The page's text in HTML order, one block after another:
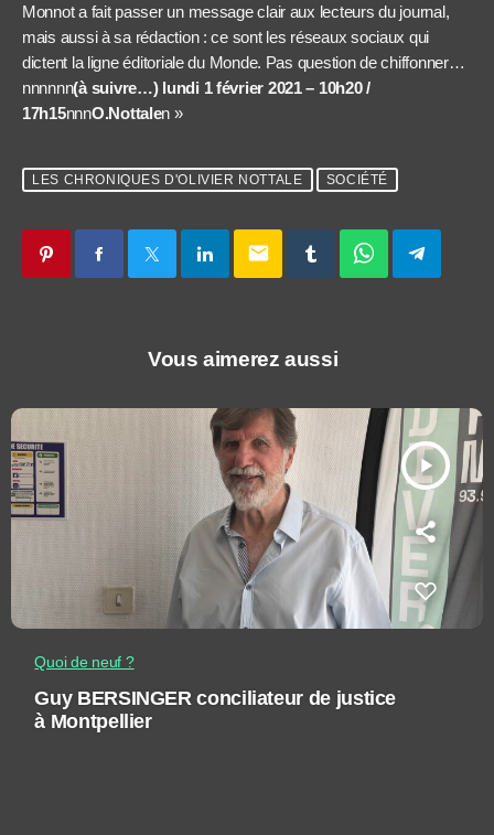
Monnot a fait passer un message clair aux lecteurs du journal,
mais aussi à sa rédaction : ce sont les réseaux sociaux qui
dictent la ligne éditoriale du Monde. Pas question de chiffonner…
nnnnnn(à suivre…) lundi 1 février 2021 – 10h20 /
17h15nnnO.Nottalen »
LES CHRONIQUES D'OLIVIER NOTTALE SOCIÉTÉ
email
Vous aimerez aussi
play_arrow
Quoi de neuf ?
Guy BERSINGER conciliateur de justice
à Montpellier